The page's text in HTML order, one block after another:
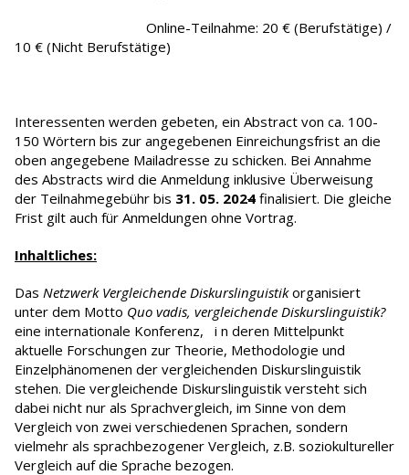
Online-Teilnahme: 20 € (Berufstätige) /
10 € (Nicht Berufstätige)
Interessenten werden gebeten, ein Abstract von ca. 100-
150 Wörtern bis zur angegebenen Einreichungsfrist an die
oben angegebene Mailadresse zu schicken. Bei Annahme
des Abstracts wird die Anmeldung inklusive Überweisung
der Teilnahmegebühr bis 31. 05. 2024 finalisiert. Die gleiche
Frist gilt auch für Anmeldungen ohne Vortrag.
Inhaltliches:
Das Netzwerk Vergleichende Diskurslinguistikorganisiert
unter dem Motto Quo vadis, vergleichende Diskurslinguistik?
eine internationale Konferenz, i n deren Mittelpunkt
aktuelle Forschungen zur Theorie, Methodologie und
Einzelphänomenen der vergleichenden Diskurslinguistik
stehen. Die vergleichende Diskurslinguistik versteht sich
dabei nicht nur als Sprachvergleich, im Sinne von dem
Vergleich von zwei verschiedenen Sprachen, sondern
vielmehr als sprachbezogener Vergleich, z.B. soziokultureller
Vergleich auf die Sprache bezogen.